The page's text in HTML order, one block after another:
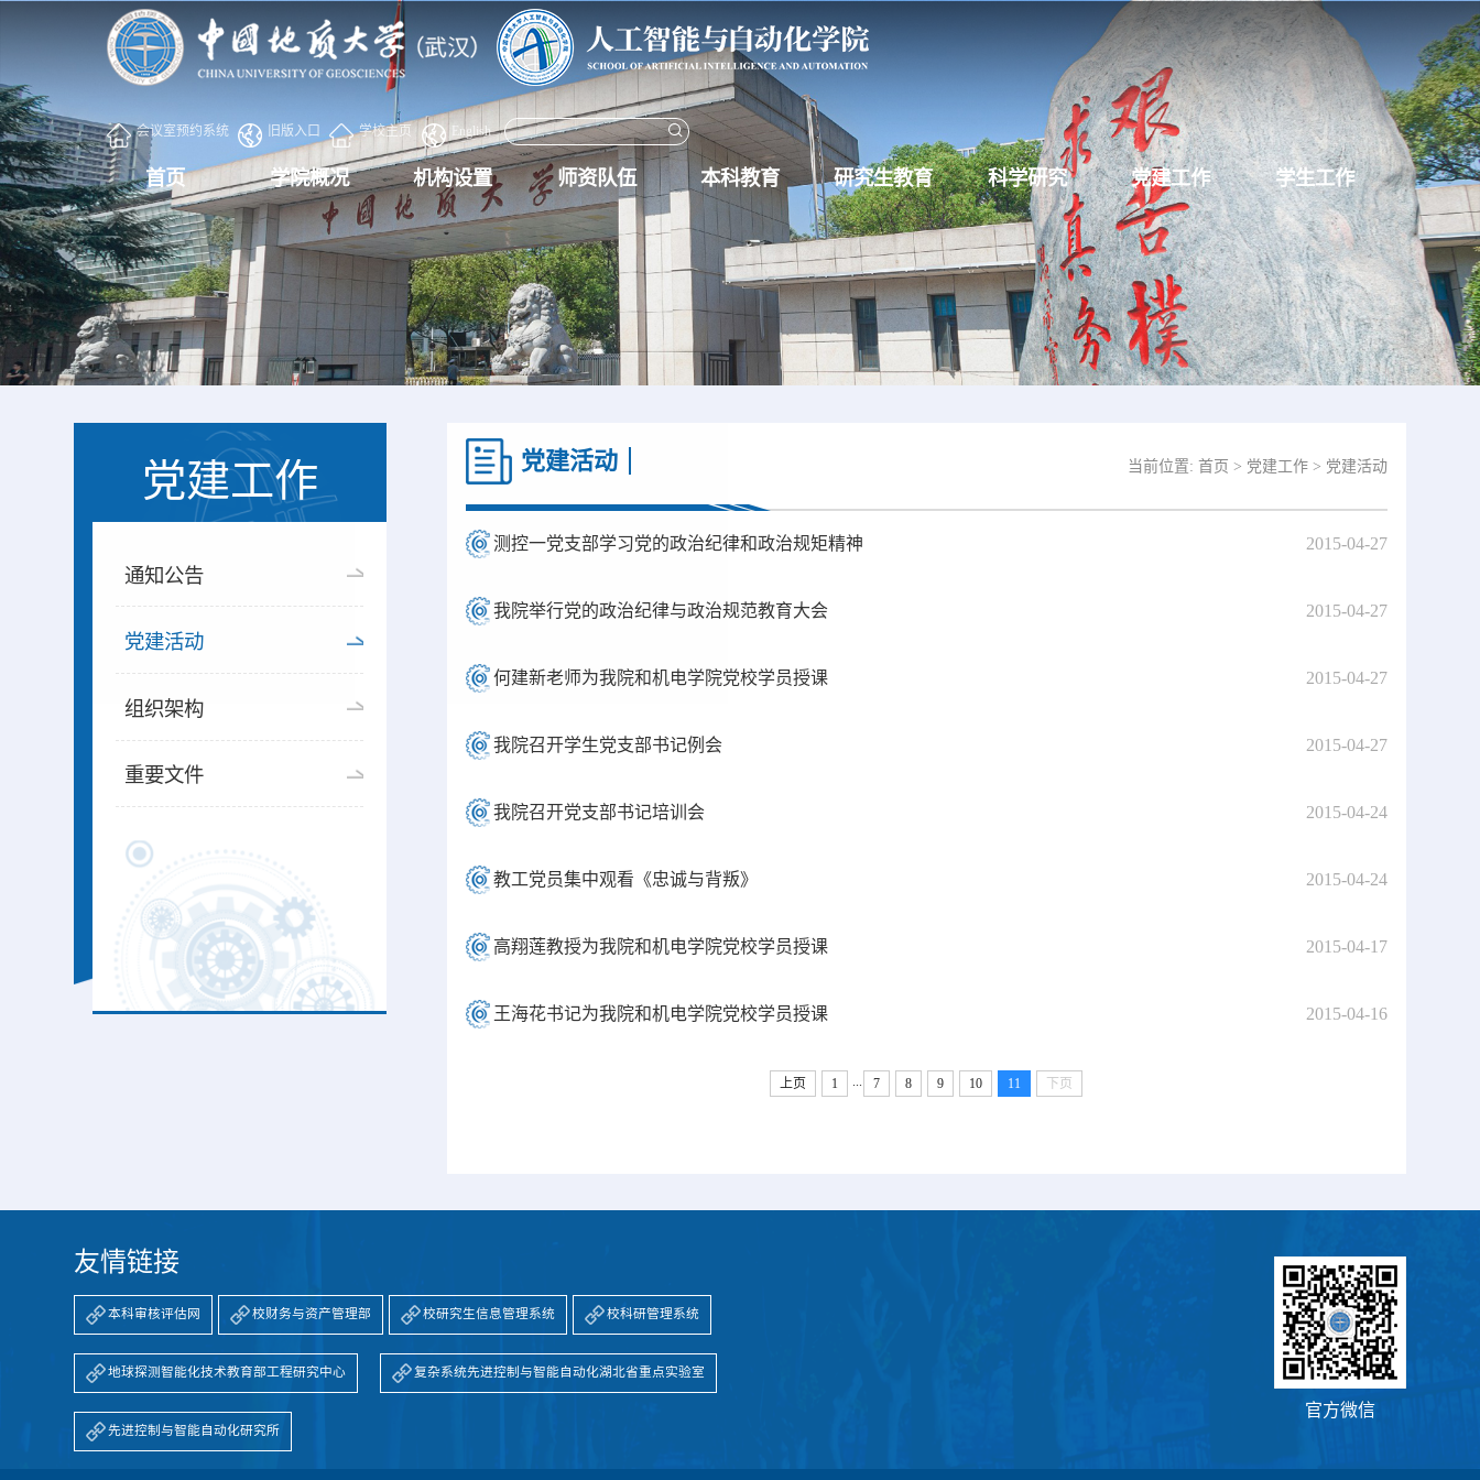
会议室预约系统 旧版入口 学校主页 English
首页 学院概况 机构设置 师资队伍 本科教育 研究生教育 科学研究 党建工作 学生工作
党建工作
通知公告
党建活动
组织架构
重要文件
党建活动 当前位置: 首页 > 党建工作 > 党建活动
测控一党支部学习党的政治纪律和政治规矩精神 2015-04-27
我院举行党的政治纪律与政治规范教育大会 2015-04-27
何建新老师为我院和机电学院党校学员授课 2015-04-27
我院召开学生党支部书记例会 2015-04-27
我院召开党支部书记培训会 2015-04-24
教工党员集中观看《忠诚与背叛》 2015-04-24
高翔莲教授为我院和机电学院党校学员授课 2015-04-17
王海花书记为我院和机电学院党校学员授课 2015-04-16
上页 1 ... 7 8 9 10 11 下页
友情链接
本科审核评估网 校财务与资产管理部 校研究生信息管理系统 校科研管理系统
地球探测智能化技术教育部工程研究中心 复杂系统先进控制与智能自动化湖北省重点实验室
先进控制与智能自动化研究所
官方微信